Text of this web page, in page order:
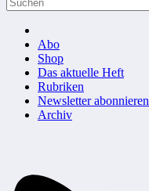
Abo
Shop
Das aktuelle Heft
Rubriken
Newsletter abonnieren
Archiv